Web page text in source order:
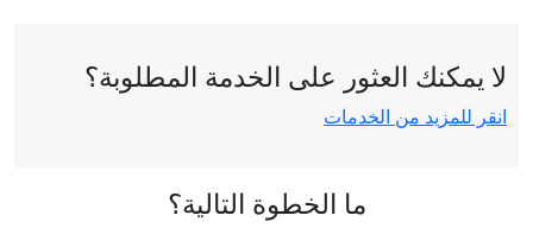
لا يمكنك العثور على الخدمة المطلوبة؟
انقر للمزيد من الخدمات
ما الخطوة التالية؟